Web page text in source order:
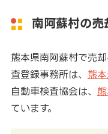
南阿蘇村の売
熊本県南阿蘇村で売
査登録事務所は、 熊
自動車検査協会は、
ています。